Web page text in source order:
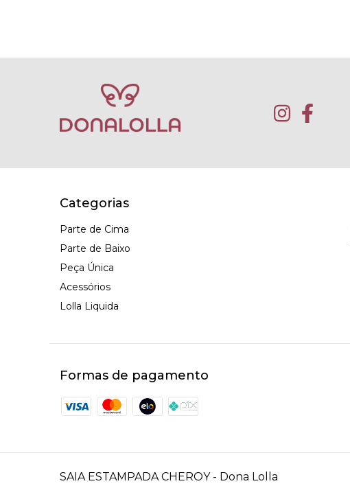
Categorias
Parte de Cima
Parte de Baixo
Peça Única
Acessórios
Lolla Liquida
Formas de pagamento
SAIA ESTAMPADA CHEROY- Dona Lolla